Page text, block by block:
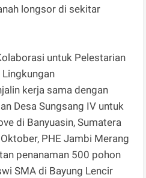
longsor di sekitar
untuk Pelestarian
kerja sama dengan
Desa Sungsang IV untuk
di Banyuasin, Sumatera
PHE Jambi Merang
penanaman 500 pohon
SMA di Bayung Lencir